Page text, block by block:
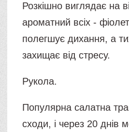
Розкішно виглядає на
ароматний всіх -
полегшує дихання, а
захищає від стресу.
Рукола.
Популярна салатна
сходи, і через 20 днів